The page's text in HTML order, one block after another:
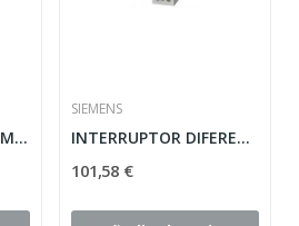
INTERRUPTOR AUTOMATICO 1POLO + NEUTRO 10A...
SIEMENS
INTERRUPTOR DIFERENCIAL 25A 30MA CLASE-AC 2...
101,58 €